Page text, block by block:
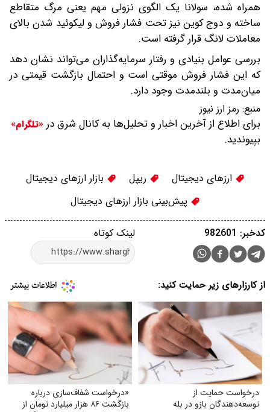
همراه شده، سولانا یک الگوی نزولی مهم یعنی مرگ متقاطع
ساخته و دوج‌ کوین نیز تحت فشار فروش و لیکوئید شدن بالای
معاملات لانگ قرار گرفته است.
بررسی عوامل بنیادی و رفتار سرمایه‌گذاران می‌تواند نشان دهد
که این فشار فروش موقتی است و احتمال بازگشت قیمتی در
میان‌مدت و بلندمدت وجود دارد.
منبع: رمز ارز نیوز
برای اطلاع از آخرین اخبار و تحلیل‌ها به کانال شرق در «تلگرام»
بپیوندید.
ارزهای دیجیتال ریپل
بازار ارزهای دیجیتال
پیش‌بینی بازار ارزهای دیجیتال
لینک کوتاه کدخبر: 982601
از کارزارهای زیر حمایت کنید:
درخواست حمایت از
توسعه‌دهندگان بازو در بله
«درخواست شفاف‌سازی درباره
بازگشت ۸۶ هزار میلیارد تومان از